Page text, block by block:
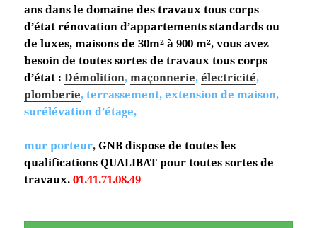
ans dans le domaine des travaux tous corps
d’état rénovation d’appartements standards ou
de luxes, maisons de 30m² à 900 m², vous avez
besoin de toutes sortes de travaux tous corps
d’état : Démolition,maçonnerie,électricité,
plomberie, terrassement, extension de maison,
surélévation d’étage,
mur porteur,GNB dispose de toutes les
qualifications QUALIBAT pour toutes sortes de
travaux.01.41.71.08.49